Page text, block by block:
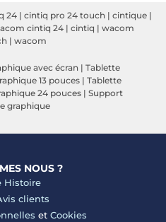
24 | cintiq pro 24 touch | cintique |
cintiq 24 | cintiq | wacom
| wacom
avec écran | Tablette
13 pouces | Tablette
24 pouces | Support
graphique
NOUS ?
Histoire
clients
et Cookies